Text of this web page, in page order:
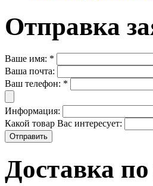
Отправка
Ваше имя: *
Ваша почта:
Ваш телефон: *
Информация:
Какой товар Вас интересует:
Доставка